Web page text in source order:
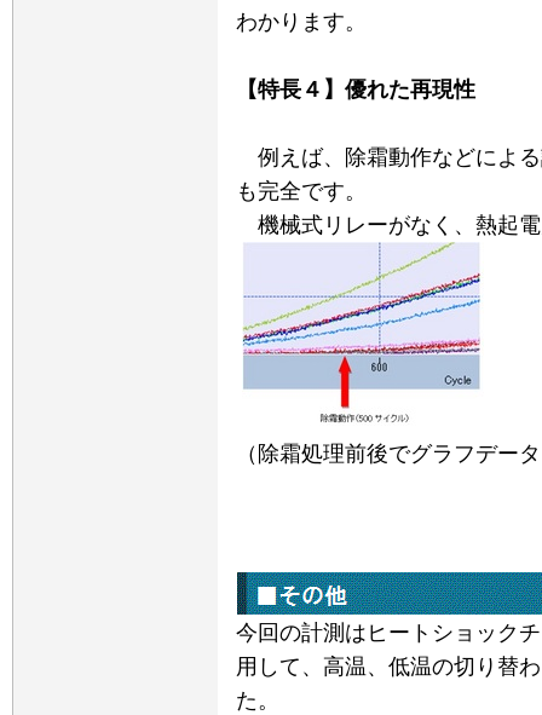
わかります。
【特長４】優れた再現性
例えば、除霜動作などによ
も完全です。
機械式リレーがなく、熱起
（除霜処理前後でグラフデー
今回の計測はヒートショック
用して、高温、低温の切り替
た。